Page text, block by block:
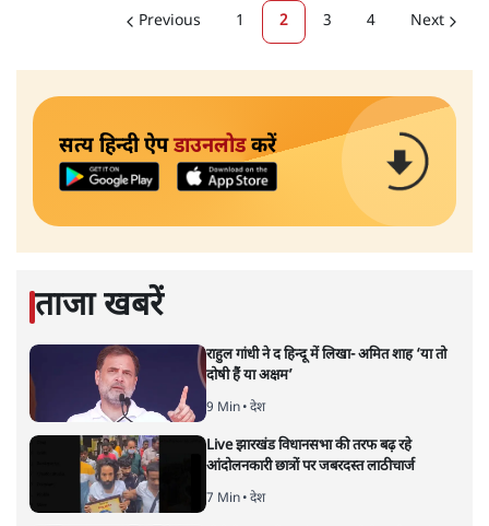
Previous 1 2 3 4 Next
सत्य हिन्दी ऐपडाउनलोडकरें
ताजा खबरें
राहुल गांधी ने द हिन्दू में लिखा- अमित शाह ‘या तो
दोषी हैं या अक्षम’
9 Min• देश
Live झारखंड विधानसभा की तरफ बढ़ रहे
आंदोलनकारी छात्रों पर जबरदस्त लाठीचार्ज
7 Min• देश